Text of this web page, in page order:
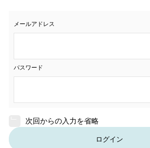
メールアドレス
パスワード
次回からの入力を省略
ログイン